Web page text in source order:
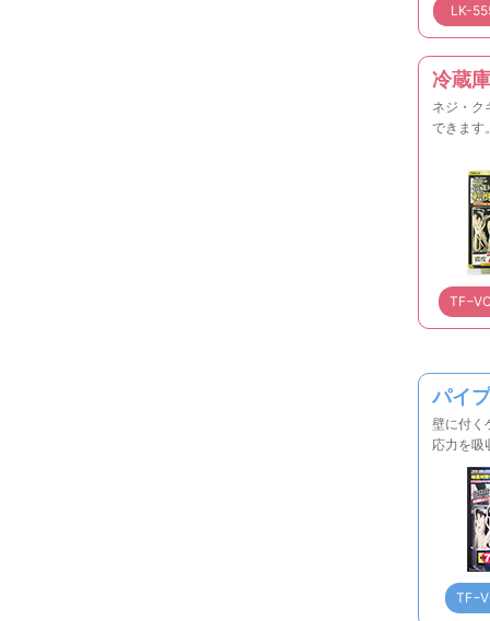
LK-
冷蔵
ネジ・ク
できます
パイ
壁に付く
応力を吸